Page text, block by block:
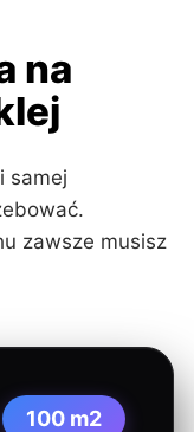
na
samej
zawsze musisz
100 m2